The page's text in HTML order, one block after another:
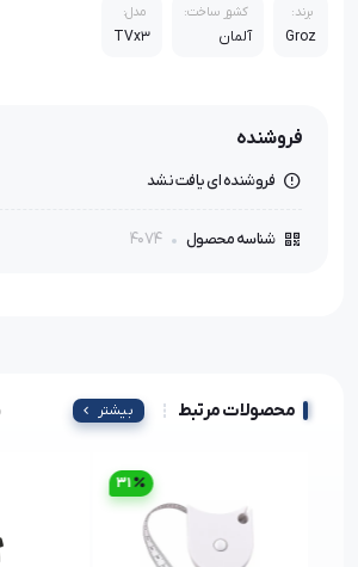
برند:
Groz
کشور ساخت:
آلمان
مدل:
TVx3
فروشنده
فروشنده ای یافت نشد
شناسه محصول 4074
محصولات مرتبط بیشتر
31